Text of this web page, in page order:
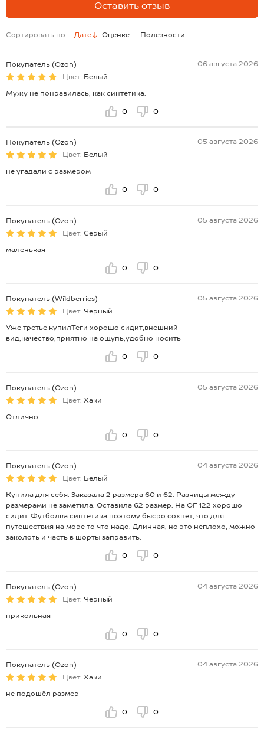
Оставить отзыв
Сортировать по: Дате Оценке Полезности
Покупатель (Ozon)
06 августа 2026
Цвет: Белый
Мужу не понравилась, как синтетика.
0 0
Покупатель (Ozon)
05 августа 2026
Цвет: Белый
не угадали с размером
0 0
Покупатель (Ozon)
05 августа 2026
Цвет: Серый
маленькая
0 0
Покупатель (Wildberries)
05 августа 2026
Цвет: Черный
Уже третье купилТеги хорошо сидит,внешний
вид,качество,приятно на ощупь,удобно носить
0 0
Покупатель (Ozon)
05 августа 2026
Цвет: Хаки
Отлично
0 0
Покупатель (Ozon)
04 августа 2026
Цвет: Белый
Купила для себя. Заказала 2 размера 60 и 62. Разницы между
размерами не заметила. Оставила 62 размер. На ОГ 122 хорошо
сидит. Футболка синтетика поэтому бысро сохнет, что для
путешествия на море то что надо. Длинная, но это неплохо, можно
заколоть и часть в шорты заправить.
0 0
Покупатель (Ozon)
04 августа 2026
Цвет: Черный
прикольная
0 0
Покупатель (Ozon)
04 августа 2026
Цвет: Хаки
не подошёл размер
0 0